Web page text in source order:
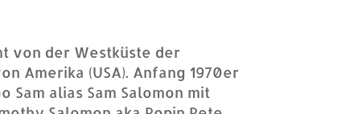
von der Westküste der
Amerika (USA). Anfang 1970er
Sam alias Sam Salomon mit